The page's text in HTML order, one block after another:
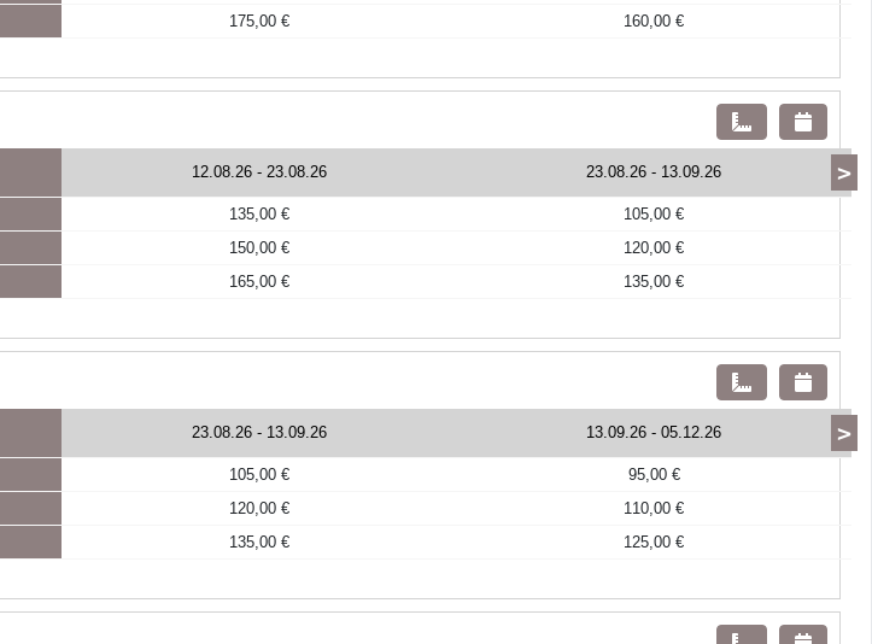
175,00 €
160,00 €
>
12.08.26-23.08.26 23.08.26 - 13.09.26
135,00 €
105,00 €
150,00 €
120,00 €
165,00 €
135,00 €
>
23.08.26-13.09.26 13.09.26 - 05.12.26
105,00 €
95,00 €
120,00 €
110,00 €
135,00 €
125,00 €